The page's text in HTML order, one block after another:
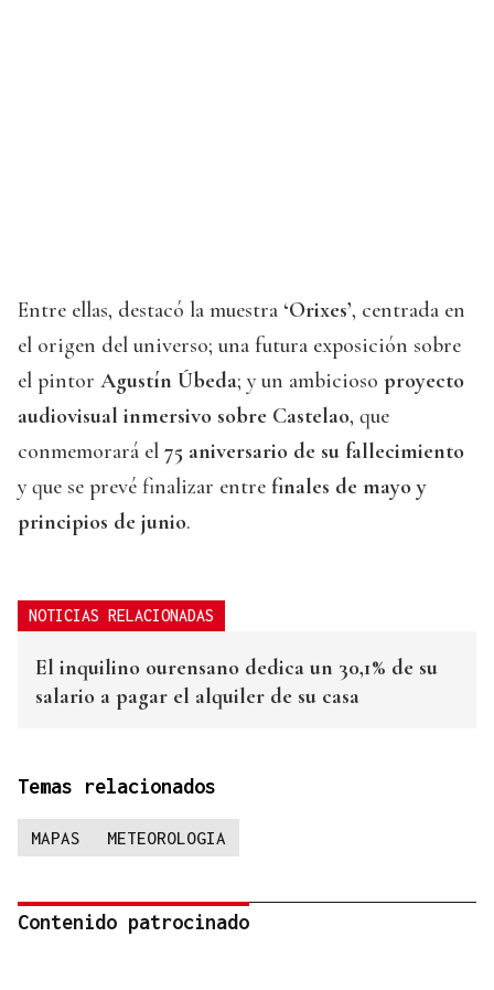
Entre ellas, destacó la muestra ‘Orixes’, centrada en
el origen del universo; una futura exposición sobre
el pintor Agustín Úbeda; y un ambicioso proyecto
audiovisual inmersivo sobre Castelao, que
conmemorará el 75 aniversario de su fallecimiento
y que se prevé finalizar entre finales de mayo y
principios de junio.
NOTICIAS RELACIONADAS
El inquilino ourensano dedica un 30,1% de su
salario a pagar el alquiler de su casa
Temas relacionados
MAPAS METEOROLOGIA
Contenido patrocinado